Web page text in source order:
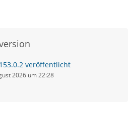
veröffentlicht
2026 um 22:28